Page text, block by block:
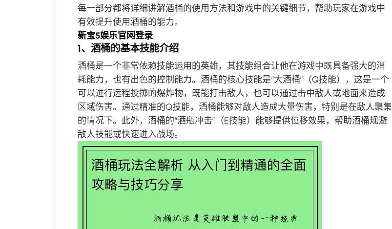
每一部分都将详细讲解酒桶的使用方法和游戏中的关键细节，帮助玩家在游戏中
有效提升使用酒桶的能力。
新宝5娱乐官网登录
1、酒桶的基本技能介绍
酒桶是一个非常依赖技能运用的英雄，其技能组合让他在游戏中既具备强大的消
耗能力，也有出色的控制能力。酒桶的核心技能是“大酒桶”（Q技能），这是一个
可以进行远程投掷的爆炸物，既能打击敌人，也可以通过击中敌人或地面来造成
区域伤害。通过精准的Q技能，酒桶能够对敌人造成大量伤害，特别是在敌人聚集
的情况下。此外，酒桶的“酒瓶冲击”（E技能）能够提供位移效果，帮助酒桶规避
敌人技能或快速进入战场。